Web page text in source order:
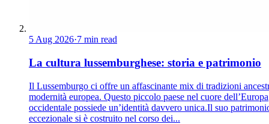
5 Aug 2026·7 min read
La cultura lussemburghese: storia e patrimonio
Il Lussemburgo ci offre un affascinante mix di tradizioni
modernità europea. Questo piccolo paese nel cuore dell’Europa
occidentale possiede un’identità davvero unica.Il suo
eccezionale si è costruito nel corso dei...